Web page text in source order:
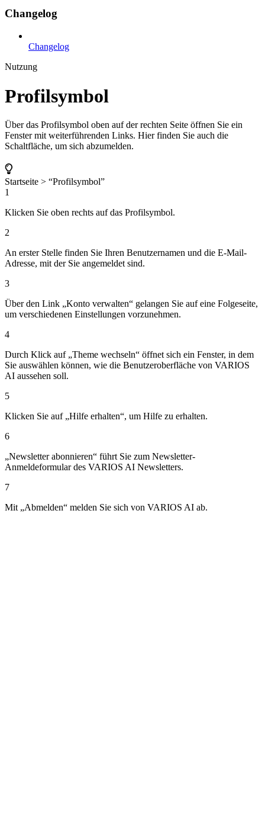
Changelog
Changelog
Nutzung
Profilsymbol
Über das Profilsymbol oben auf der rechten Seite öffnen Sie ein
Fenster mit weiterführenden Links. Hier finden Sie auch die
Schaltfläche, um sich abzumelden.
Startseite > “Profilsymbol”
1
Klicken Sie oben rechts auf das Profilsymbol.
2
An erster Stelle finden Sie Ihren Benutzernamen und die E-Mail-
Adresse, mit der Sie angemeldet sind.
3
Über den Link „Konto verwalten“ gelangen Sie auf eine Folgeseite,
um verschiedenen Einstellungen vorzunehmen.
4
Durch Klick auf „Theme wechseln“ öffnet sich ein Fenster, in dem
Sie auswählen können, wie die Benutzeroberfläche von VARIOS
AI aussehen soll.
5
Klicken Sie auf „Hilfe erhalten“, um Hilfe zu erhalten.
6
„Newsletter abonnieren“ führt Sie zum Newsletter-
Anmeldeformular des VARIOS AI Newsletters.
7
Mit „Abmelden“ melden Sie sich von VARIOS AI ab.